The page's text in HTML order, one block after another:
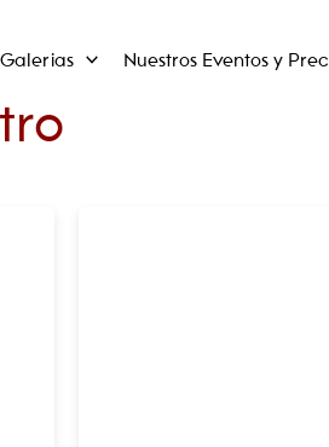
Galerias Nuestros Eventos y